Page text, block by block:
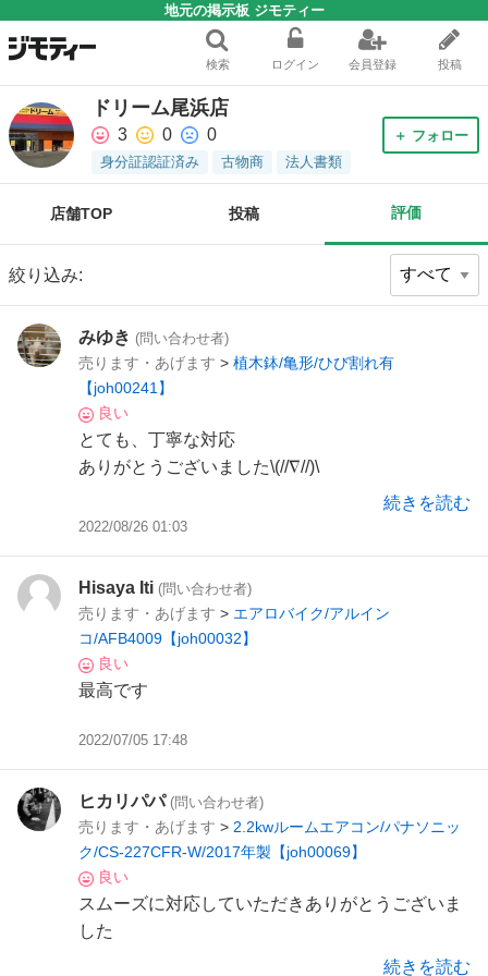
地元の掲示板 ジモティー
検索 ログイン 会員登録 投稿
ドリーム尾浜店
3 0 0
身分証認証済み 古物商 法人書類
＋ フォロー
店舗TOP 投稿 評価
絞り込み:
みゆき (問い合わせ者)
売ります・あげます > 植木鉢/亀形/ひび割れ有
【joh00241】
良い
とても、丁寧な対応
ありがとうございました\(//∇//)\
続きを読む
2022/08/26 01:03
Hisaya Iti (問い合わせ者)
売ります・あげます > エアロバイク/アルイン
コ/AFB4009【joh00032】
良い
最高です
2022/07/05 17:48
ヒカリパパ (問い合わせ者)
売ります・あげます > 2.2kwルームエアコン/パナソニッ
ク/CS-227CFR-W/2017年製【joh00069】
良い
スムーズに対応していただきありがとうございま
した
続きを読む